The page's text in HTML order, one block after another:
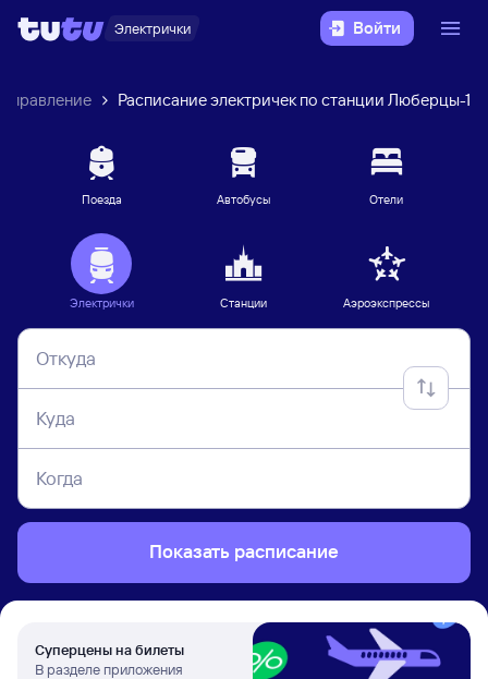
Электрички Войти
Расписание электричек по станции Люберцы-1
Поезда Автобусы Отели
Электрички Станции Аэроэкспрессы
Откуда
Куда
Когда
Показать расписание
Суперцены на билеты
В разделе приложения